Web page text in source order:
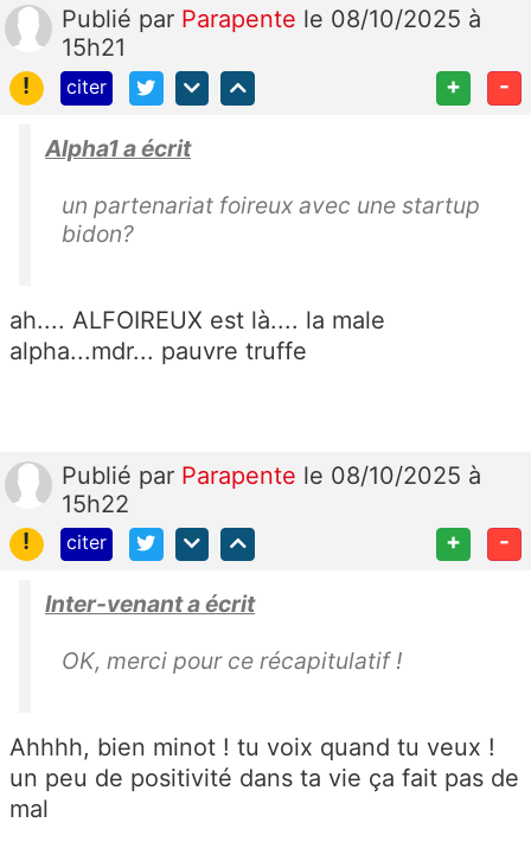
Publié par Parapente le 08/10/2025 à
15h21
!
citer + -
Alpha1 a écrit
un partenariat foireux avec une startup
bidon?
ah.... ALFOIREUX est là.... la male
alpha...mdr... pauvre truffe
Publié par Parapente le 08/10/2025 à
15h22
!
citer + -
Inter-venant a écrit
OK, merci pour ce récapitulatif !
Ahhhh, bien minot ! tu voix quand tu veux !
un peu de positivité dans ta vie ça fait pas de
mal